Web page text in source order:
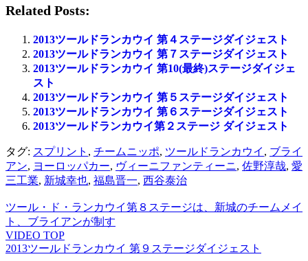
Related Posts:
2013ツールドランカウイ 第４ステージダイジェスト
2013ツールドランカウイ 第７ステージダイジェスト
2013ツールドランカウイ 第10(最終)ステージダイジェ
スト
2013ツールドランカウイ 第５ステージダイジェスト
2013ツールドランカウイ 第６ステージダイジェスト
2013ツールドランカウイ第２ステージ ダイジェスト
タグ: スプリント , チームニッポ, ツールドランカウイ , ブライ
アン, ヨーロッパカー, ヴィーニファンティーニ, 佐野淳哉, 愛
三工業, 新城幸也, 福島晋一, 西谷泰治
ツール・ド・ランカウイ第８ステージは、新城のチームメイ
ト、ブライアンが制す
VIDEO TOP
2013ツールドランカウイ 第９ステージダイジェスト